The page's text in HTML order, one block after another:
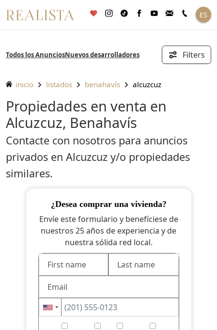
ES
Todos los Anuncios Nuevos desarrolladores Filters
inicio listados benahavís alcuzcuz
Propiedades en venta en
Alcuzcuz, Benahavís
Contacte con nosotros para anuncios
privados en Alcuzcuz y/o propiedades
similares.
¿desea comprar una vivienda?
Envíe este formulario y benefíciese de
nuestros 25 años de experiencia y de
nuestra sólida red local.